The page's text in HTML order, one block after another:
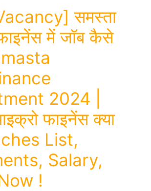
समस्ता
में जॉब कैसे
2024 |
फाइनेंस क्या
List,
Salary,
!